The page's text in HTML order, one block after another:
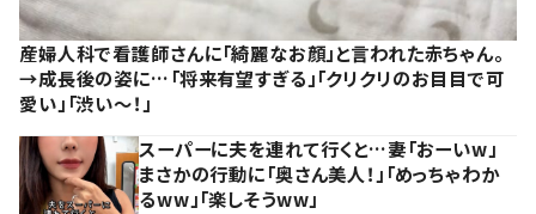
産婦人科で看護師さんに「綺麗なお顔」と言われた赤ちゃん。
→成長後の姿に…「将来有望すぎる」「クリクリのお目目で可
愛い」「渋い～！」
スーパーに夫を連れて行くと…妻「おーいw」
まさかの行動に「奥さん美人！」「めっちゃわか
るww」「楽しそうww」